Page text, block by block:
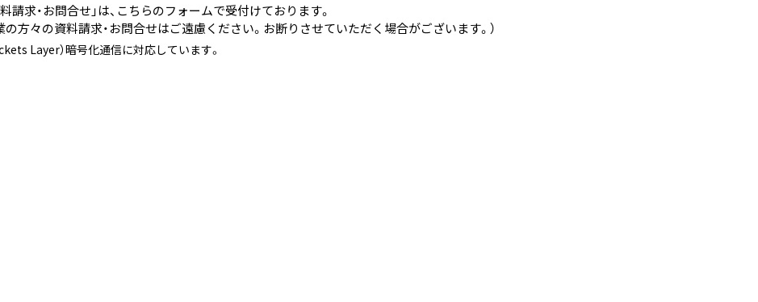
求・お問合せ」は、こちらのフォームで受付けております。
の方々の資料請求・お問合せはご遠慮ください。お断りさせていただく場合がございます。）
Layer）暗号化通信に対応しています。